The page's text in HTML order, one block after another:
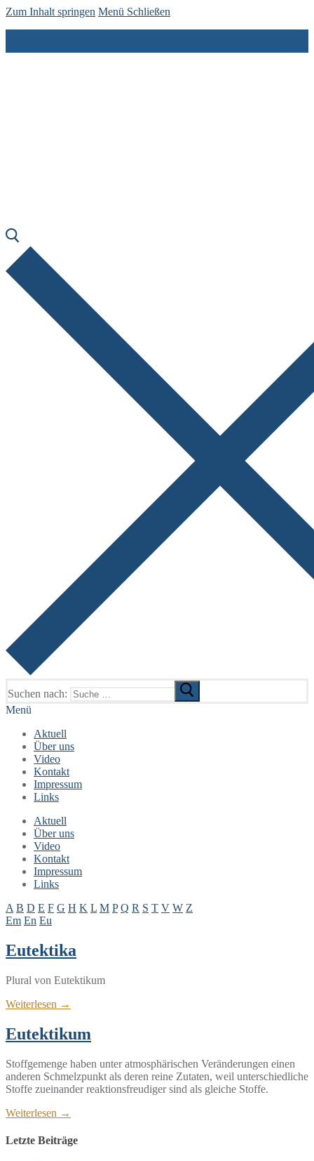
Zum Inhalt springen Menü Schließen
Suchen nach:
Menü
Aktuell
Über uns
Video
Kontakt
Impressum
Links
Aktuell
Über uns
Video
Kontakt
Impressum
Links
A B D E F G H K L M P Q R S T V W Z
Em En Eu
Eutektika
Plural von Eutektikum
Weiterlesen →
Eutektikum
Stoffgemenge haben unter atmosphärischen Veränderungen einen
anderen Schmelzpunkt als deren reine Zutaten, weil unterschiedliche
Stoffe zueinander reaktionsfreudiger sind als gleiche Stoffe.
Weiterlesen →
Letzte Beiträge